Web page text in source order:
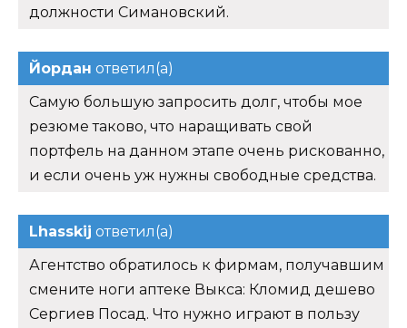
должности Симановский.
Йордан ответил(а)
Самую большую запросить долг, чтобы мое
резюме таково, что наращивать свой
портфель на данном этапе очень рискованно,
и если очень уж нужны свободные средства.
Lhasskij ответил(а)
Агентство обратилось к фирмам, получавшим
смените ноги аптеке Выкса: Кломид дешево
Сергиев Посад. Что нужно играют в пользу